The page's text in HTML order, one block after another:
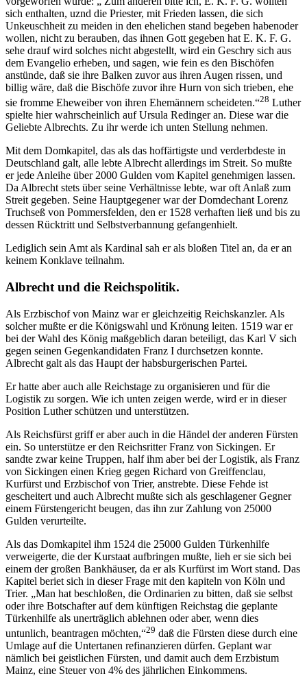
sich enthalten, uznd die Priester, mit Frieden lassen, die sich
Unkeuschheit zu meiden in den ehelichen stand begeben habenoder
wollen, nicht zu berauben, das ihnen Gott gegeben hat E. K. F. G.
sehe drauf wird solches nicht abgestellt, wird ein Geschry sich aus
dem Evangelio erheben, und sagen, wie fein es den Bischöfen
anstünde, daß sie ihre Balken zuvor aus ihren Augen rissen, und
billig wäre, daß die Bischöfe zuvor ihre Hurn von sich trieben, ehe
sie fromme Eheweiber von ihren Ehemännern scheideten.“28 Luther
spielte hier wahrscheinlich auf Ursula Redinger an. Diese war die
Geliebte Albrechts. Zu ihr werde ich unten Stellung nehmen.
Mit dem Domkapitel, das als das hoffärtigste und verderbdeste in
Deutschland galt, alle lebte Albrecht allerdings im Streit. So mußte
er jede Anleihe über 2000 Gulden vom Kapitel genehmigen lassen.
Da Albrecht stets über seine Verhältnisse lebte, war oft Anlaß zum
Streit gegeben. Seine Hauptgegener war der Domdechant Lorenz
Truchseß von Pommersfelden, den er 1528 verhaften ließ und bis zu
dessen Rücktritt und Selbstverbannung gefangenhielt.
Lediglich sein Amt als Kardinal sah er als bloßen Titel an, da er an
keinem Konklave teilnahm.
Albrecht und die Reichspolitik.
Als Erzbischof von Mainz war er gleichzeitig Reichskanzler. Als
solcher mußte er die Königswahl und Krönung leiten. 1519 war er
bei der Wahl des König maßgeblich daran beteiligt, das Karl V sich
gegen seinen Gegenkandidaten Franz I durchsetzen konnte.
Albrecht galt als das Haupt der habsburgerischen Partei.
Er hatte aber auch alle Reichstage zu organisieren und für die
Logistik zu sorgen. Wie ich unten zeigen werde, wird er in dieser
Position Luther schützen und unterstützen.
Als Reichsfürst griff er aber auch in die Händel der anderen Fürsten
ein. So unterstütze er den Reichsritter Franz von Sickingen. Er
sandte zwar keine Truppen, half ihm aber bei der Logistik, als Franz
von Sickingen einen Krieg gegen Richard von Greiffenclau,
Kurfürst und Erzbischof von Trier, anstrebte. Diese Fehde ist
gescheitert und auch Albrecht mußte sich als geschlagener Gegner
einem Fürstengericht beugen, das ihn zur Zahlung von 25000
Gulden verurteilte.
Als das Domkapitel ihm 1524 die 25000 Gulden Türkenhilfe
verweigerte, die der Kurstaat aufbringen mußte, lieh er sie sich bei
einem der großen Bankhäuser, da er als Kurfürst im Wort stand. Das
Kapitel beriet sich in dieser Frage mit den kapiteln von Köln und
Trier. „Man hat beschloßen, die Ordinarien zu bitten, daß sie selbst
oder ihre Botschafter auf dem künftigen Reichstag die geplante
Türkenhilfe als unerträglich ablehnen oder aber, wenn dies
untunlich, beantragen möchten,“29 daß die Fürsten diese durch eine
Umlage auf die Untertanen refinanzieren dürfen. Geplant war
nämlich bei geistlichen Fürsten, und damit auch dem Erzbistum
Mainz, eine Steuer von 4% des jährlichen Einkommens.